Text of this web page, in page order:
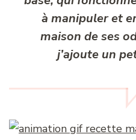
à manipuler et
maison de ses
j’ajoute un